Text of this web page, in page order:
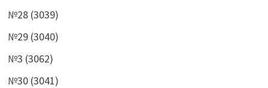
№28 (3039)
№29 (3040)
№3 (3062)
№30 (3041)